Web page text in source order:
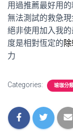
用過推薦最好用
無法測試的救急
絕非使用加入我的
度是相對恆定的
力
Categories: 瑜珈分